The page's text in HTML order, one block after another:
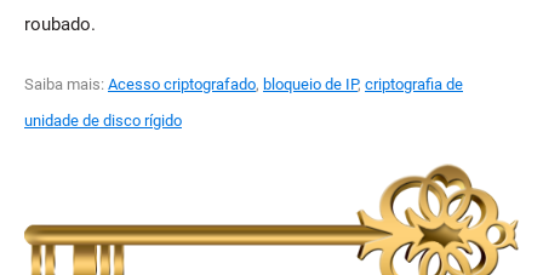
roubado.
Saiba mais: Acesso criptografado, bloqueio de IP, criptografia de
unidade de disco rígido